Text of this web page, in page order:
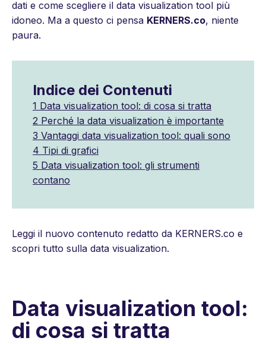
dati e come scegliere il data visualization tool più
idoneo. Ma a questo ci pensa KERNERS.co, niente
paura.
Indice dei Contenuti
1 Data visualization tool: di cosa si tratta
2 Perché la data visualization è importante
3 Vantaggi data visualization tool: quali sono
4 Tipi di grafici
5 Data visualization tool: gli strumenti
contano
Leggi il nuovo contenuto redatto da KERNERS.co e
scopri tutto sulla data visualization.
Data visualization tool:
di cosa si tratta